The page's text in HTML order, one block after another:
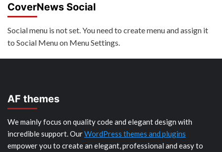
CoverNews Social
Social menu is not set. You need to create menu and assign it
to Social Menu on Menu Settings.
AF themes
We mainly focus on quality code and elegant design with
incredible support. OurWordPress themes and plugins
empower you to create an elegant, professional and easy to